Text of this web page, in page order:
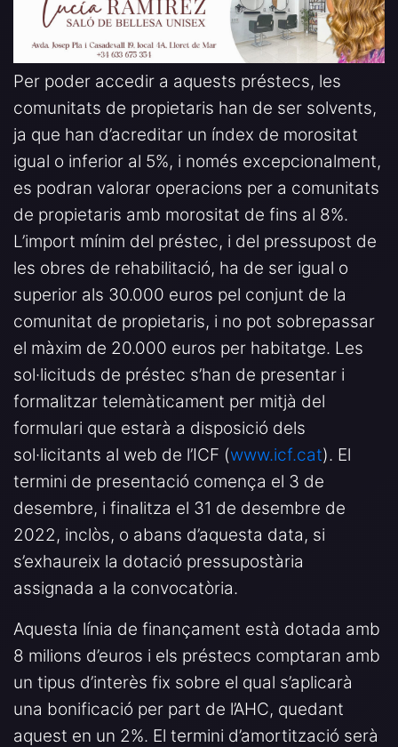
Per poder accedir a aquests préstecs, les
comunitats de propietaris han de ser solvents,
ja que han d’acreditar un índex de morositat
igual o inferior al 5%, i només excepcionalment,
es podran valorar operacions per a comunitats
de propietaris amb morositat de fins al 8%.
L’import mínim del préstec, i del pressupost de
les obres de rehabilitació, ha de ser igual o
superior als 30.000 euros pel conjunt de la
comunitat de propietaris, i no pot sobrepassar
el màxim de 20.000 euros per habitatge. Les
sol·licituds de préstec s’han de presentar i
formalitzar telemàticament per mitjà del
formulari que estarà a disposició dels
sol·licitants al web de l’ICF (www.icf.cat). El
termini de presentació comença el 3 de
desembre, i finalitza el 31 de desembre de
2022, inclòs, o abans d’aquesta data, si
s’exhaureix la dotació pressupostària
assignada a la convocatòria.
Aquesta línia de finançament està dotada amb
8 milions d’euros i els préstecs comptaran amb
un tipus d’interès fix sobre el qual s’aplicarà
una bonificació per part de l’AHC, quedant
aquest en un 2%. El termini d’amortització serà